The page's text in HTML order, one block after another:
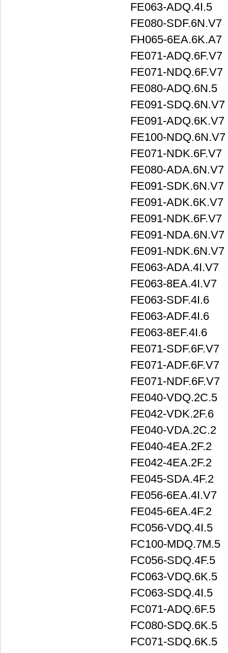
FE063-ADQ.4I.5
FE080-SDF.6N.V7
FH065-6EA.6K.A7
FE071-ADQ.6F.V7
FE071-NDQ.6F.V7
FE080-ADQ.6N.5
FE091-SDQ.6N.V7
FE091-ADQ.6K.V7
FE100-NDQ.6N.V7
FE071-NDK.6F.V7
FE080-ADA.6N.V7
FE091-SDK.6N.V7
FE091-ADK.6K.V7
FE091-NDK.6F.V7
FE091-NDA.6N.V7
FE091-NDK.6N.V7
FE063-ADA.4I.V7
FE063-8EA.4I.V7
FE063-SDF.4I.6
FE063-ADF.4I.6
FE063-8EF.4I.6
FE071-SDF.6F.V7
FE071-ADF.6F.V7
FE071-NDF.6F.V7
FE040-VDQ.2C.5
FE042-VDK.2F.6
FE040-VDA.2C.2
FE040-4EA.2F.2
FE042-4EA.2F.2
FE045-SDA.4F.2
FE056-6EA.4I.V7
FE045-6EA.4F.2
FC056-VDQ.4I.5
FC100-MDQ.7M.5
FC056-SDQ.4F.5
FC063-VDQ.6K.5
FC063-SDQ.4I.5
FC071-ADQ.6F.5
FC080-SDQ.6K.5
FC071-SDQ.6K.5